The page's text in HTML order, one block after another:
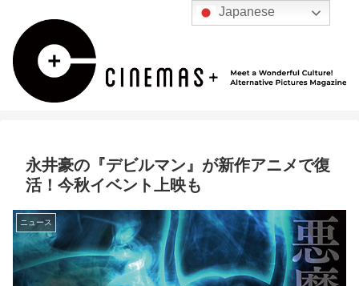
永井豪の『デビルマン』が新作アニメで復
活！今秋イベント上映も
ニュース
Japanese